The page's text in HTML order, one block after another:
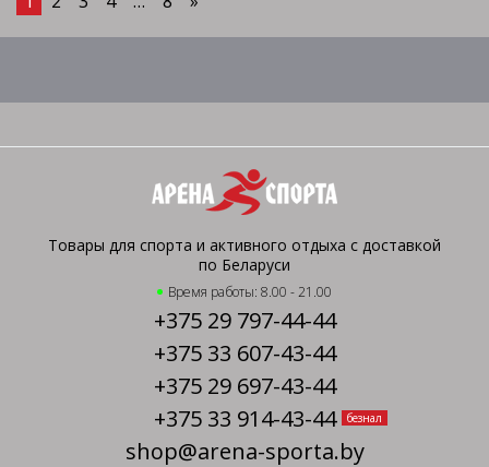
Товары для спорта и активного отдыха с доставкой
по Беларуси
Время работы: 8.00 - 21.00
+375 29 797-44-44
+375 33 607-43-44
+375 29 697-43-44
+375 33 914-43-44
безнал
shop@arena-sporta.by